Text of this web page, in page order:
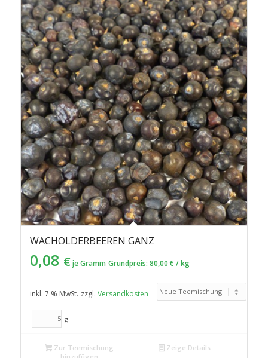
WACHOLDERBEEREN GANZ
0,08 € je Gramm Grundpreis: 80,00 € /kg
inkl. 7 % MwSt. zzgl. Versandkosten
g
Zur Teemischung
Zeige Details